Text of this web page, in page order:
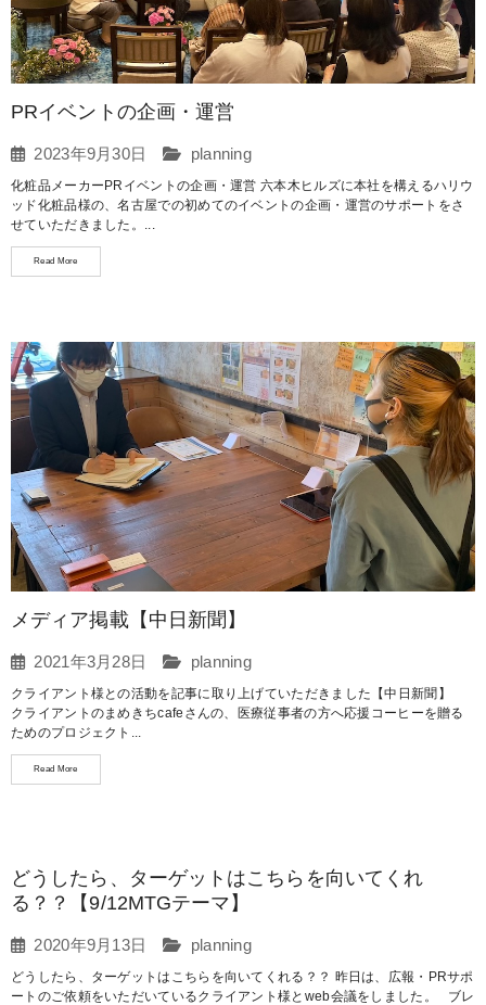
PRイベントの企画・運営
2023年9月30日 planning
化粧品メーカーPRイベントの企画・運営 六本木ヒルズに本社を構えるハリウ
ッド化粧品様の、名古屋での初めてのイベントの企画・運営のサポートをさ
せていただきました。...
Read More
メディア掲載【中日新聞】
2021年3月28日 planning
クライアント様との活動を記事に取り上げていただきました【中日新聞】
クライアントのまめきちcafeさんの、医療従事者の方へ応援コーヒーを贈る
ためのプロジェクト...
Read More
どうしたら、ターゲットはこちらを向いてくれ
る？？【9/12MTGテーマ】
2020年9月13日 planning
どうしたら、ターゲットはこちらを向いてくれる？？ 昨日は、広報・PRサポ
ートのご依頼をいただいているクライアント様とweb会議をしました。 ブレ